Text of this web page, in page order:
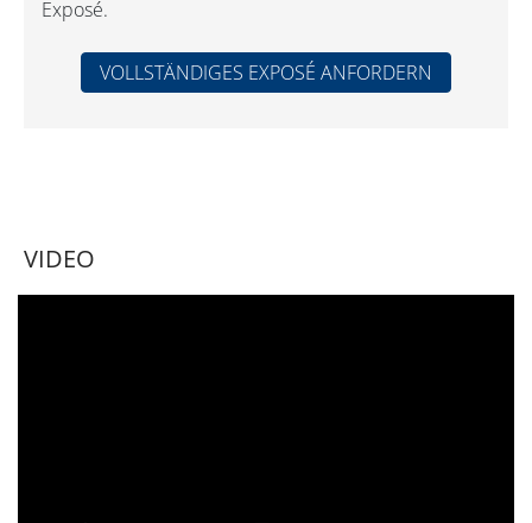
Exposé.
VOLLSTÄNDIGES EXPOSÉ ANFORDERN
VIDEO